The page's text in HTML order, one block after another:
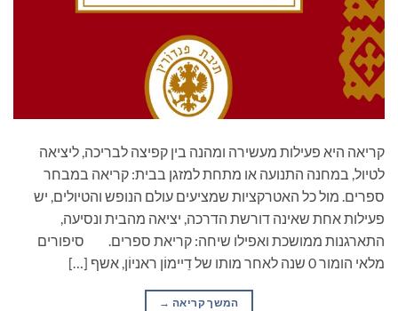
קריאה היא פעילות מעשירה ומהנה בין קפיצה לבריכה, ליציאה
לטיול, במחנה התנועה או מתחת למזגן בבית: קריאה במבחר
ספרים. מול כל האטרקציות שמציעים עולם הנופש והטיולים, יש
פעילות אחת שאינה דורשת הדרכה, יציאה מהבית ונסיעה,
התארגנות ממושכת ואפילו שיחה: קריאת ספרים. סיפורים
מלאי הומור 0 שנה לאחר מותו של דֵיימוֹן ראניוֹן, אשף […]
המשך קריאה →